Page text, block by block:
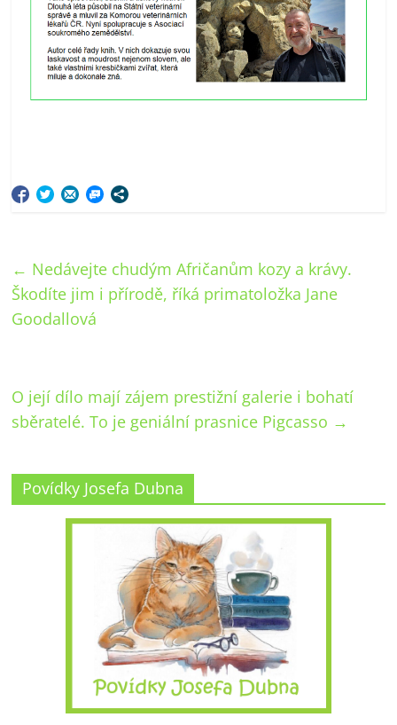
← Nedávejte chudým Afričanům kozy a krávy.
Škodíte jim i přírodě, říká primatoložka Jane
Goodallová
O její dílo mají zájem prestižní galerie i bohatí
sběratelé. To je geniální prasnice Pigcasso →
Povídky Josefa Dubna